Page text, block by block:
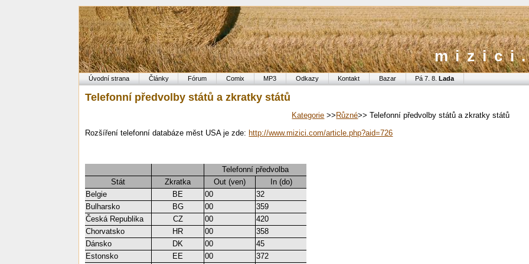
Úvodní strana Články Fórum Comix MP3 Odkazy Kontakt Bazar Pá 7. 8.Lada
Telefonní předvolby států a zkratky států
Kategorie >> Různé>> Telefonní předvolby států a zkratky států
Rozšíření telefonní databáze měst USA je zde: http://www.mizici.com/article.php?aid=726
Telefonní předvolba
Stát
Zkratka Out (ven)
In (do)
Belgie
BE 00
32
Bulharsko
BG 00
359
Česká Republika
CZ 00
420
Chorvatsko
HR 00
358
Dánsko
DK 00
45
Estonsko
EE 00
372